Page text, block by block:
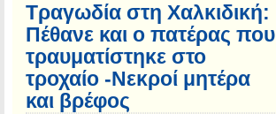
Τραγωδία στη Χαλκιδική:
Πέθανε και ο πατέρας που
τραυματίστηκε στο
τροχαίο -Νεκροί μητέρα
και βρέφος